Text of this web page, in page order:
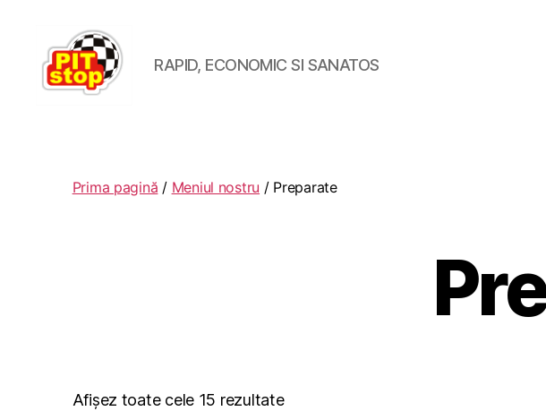
RAPID, ECONOMIC SI SANATOS
Prima pagină / Meniul nostru / Preparate
Afișez toate cele 15 rezultate